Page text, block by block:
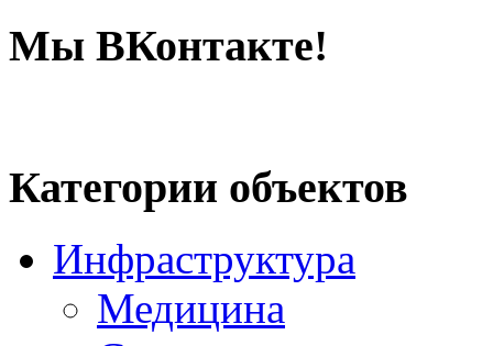
Мы ВКонтакте!
Категории объектов
Инфраструктура
Медицина